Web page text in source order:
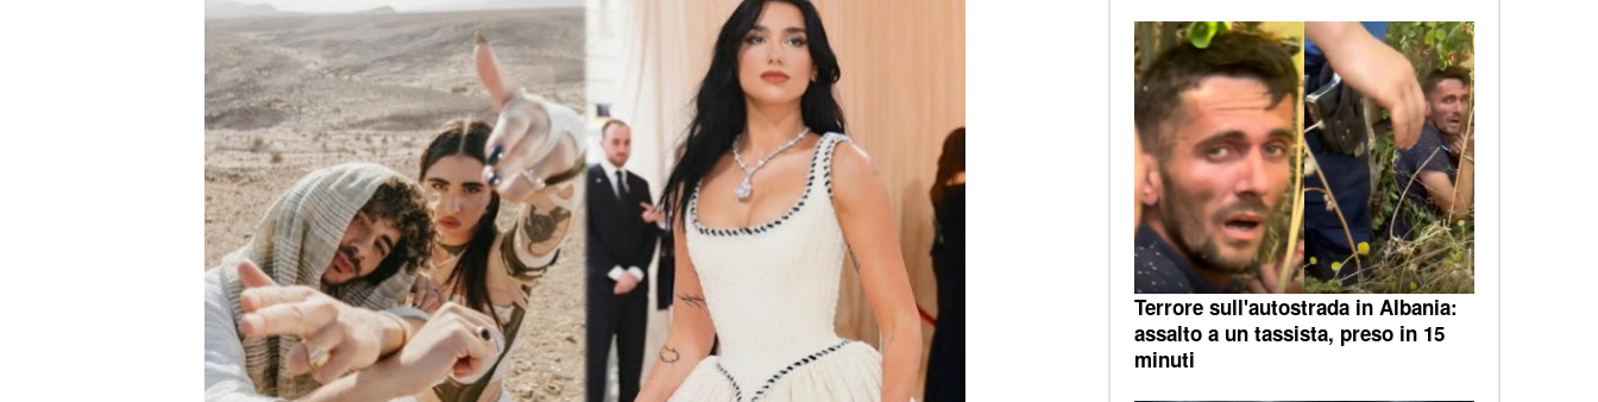
Terrore sull'autostrada in Albania:
assalto a un tassista, preso in 15
minuti